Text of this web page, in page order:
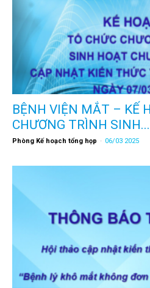
BỆNH VIỆN MẮT – KẾ
CHƯƠNG TRÌNH SINH...
Phòng Kế hoạch tổng họp - 06/03 2025